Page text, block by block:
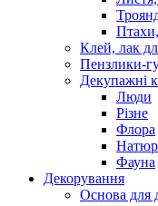
Клей, лак
Пензлики-
Декупажні
Люди
Різне
Флора
Фауна
Декорування
Основа для